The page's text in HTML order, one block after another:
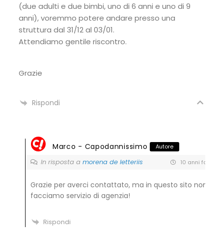
(due adulti e due bimbi, uno di 6 anni e uno di 9
anni), voremmo potere andare presso una
struttura dal 31/12 al 03/01.
Attendiamo gentile riscontro.
Grazie
Rispondi
Marco - Capodannissimo Autore
In risposta a morena de letteriis 10 anni fa
Grazie per averci contattato, ma in questo sito non
facciamo servizio di agenzia!
Rispondi